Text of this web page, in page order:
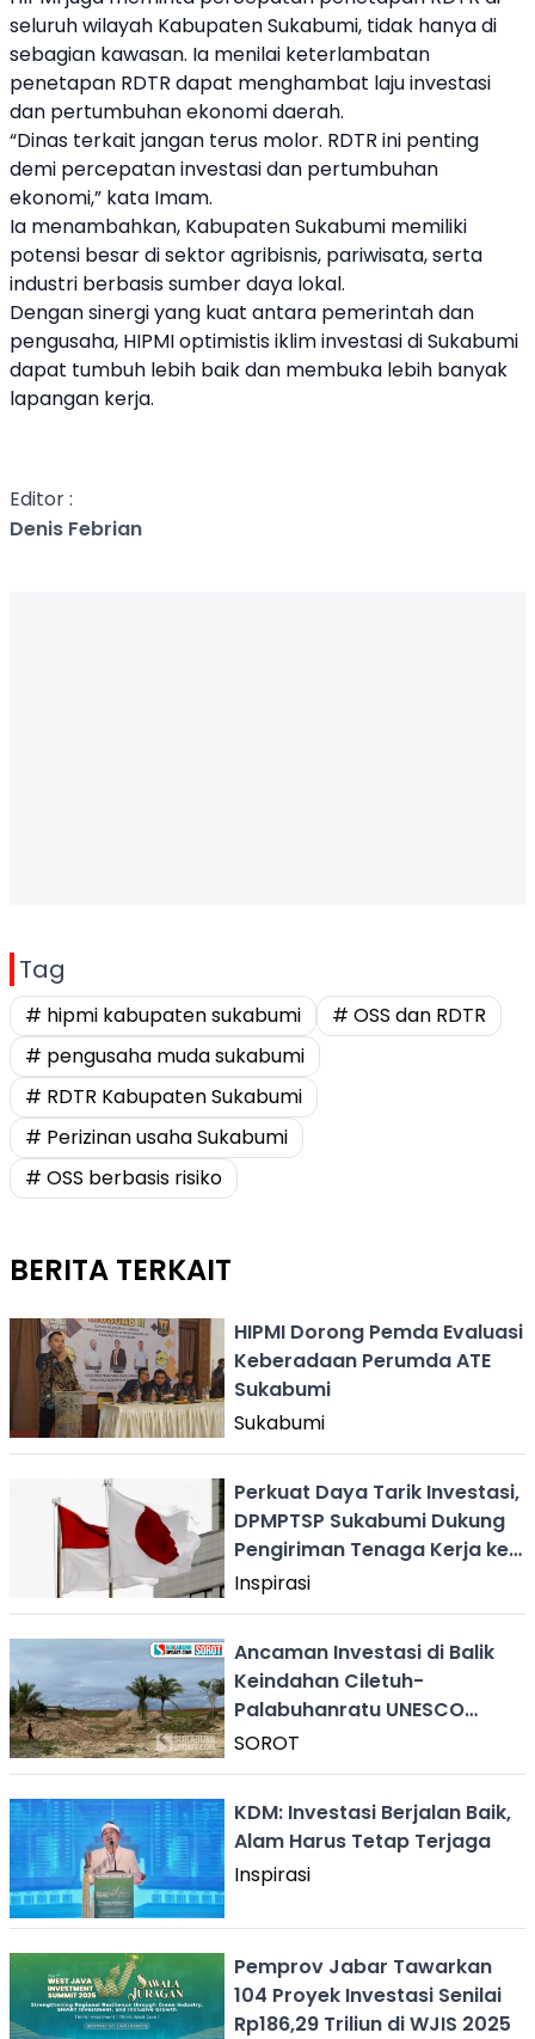
seluruh wilayah Kabupaten Sukabumi, tidak hanya di
sebagian kawasan. Ia menilai keterlambatan
penetapan RDTR dapat menghambat laju investasi
dan pertumbuhan ekonomi daerah.
“Dinas terkait jangan terus molor. RDTR ini penting
demi percepatan investasi dan pertumbuhan
ekonomi,” kata Imam.
Ia menambahkan, Kabupaten Sukabumi memiliki
potensi besar di sektor agribisnis, pariwisata, serta
industri berbasis sumber daya lokal.
Dengan sinergi yang kuat antara pemerintah dan
pengusaha, HIPMI optimistis iklim investasi di Sukabumi
dapat tumbuh lebih baik dan membuka lebih banyak
lapangan kerja.
Editor :
Denis Febrian
Tag
# hipmi kabupaten sukabumi
# OSS dan RDTR
# pengusaha muda sukabumi
# RDTR Kabupaten Sukabumi
# Perizinan usaha Sukabumi
# OSS berbasis risiko
BERITA TERKAIT
HIPMI Dorong Pemda Evaluasi
Keberadaan Perumda ATE
Sukabumi
Sukabumi
Perkuat Daya Tarik Investasi,
DPMPTSP Sukabumi Dukung
Pengiriman Tenaga Kerja ke
Jepang
Inspirasi
Ancaman Investasi di Balik
Keindahan Ciletuh-
Palabuhanratu UNESCO
Global Geopark Sukabumi
SOROT
KDM: Investasi Berjalan Baik,
Alam Harus Tetap Terjaga
Inspirasi
Pemprov Jabar Tawarkan
104 Proyek Investasi Senilai
Rp186,29 Triliun di WJIS 2025